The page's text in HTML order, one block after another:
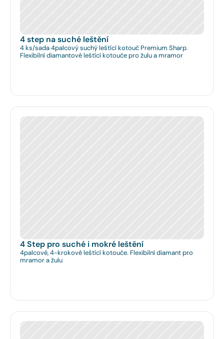
4 step na suché leštění
4 ks/sada 4palcový suchý leštící kotouč Premium Sharp.
Flexibilní diamantové leštící kotouče pro žulu a mramor
4 Step pro suché i mokré leštění
4palcové, 4-krokové leštící kotouče. Flexibilní diamant pro
mramor a žulu